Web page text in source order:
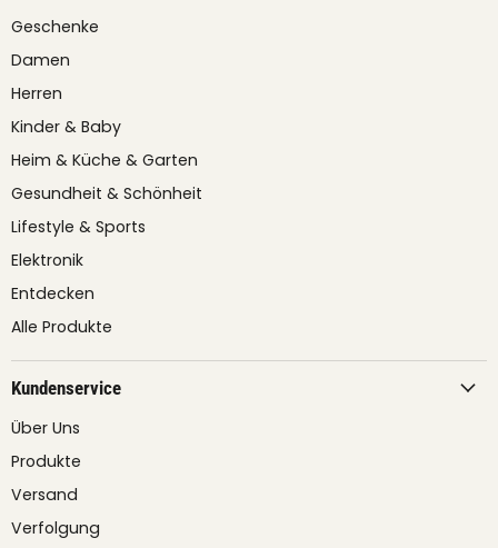
Geschenke
Damen
Herren
Kinder & Baby
Heim & Küche & Garten
Gesundheit & Schönheit
Lifestyle & Sports
Elektronik
Entdecken
Alle Produkte
Kundenservice
Über Uns
Produkte
Versand
Verfolgung